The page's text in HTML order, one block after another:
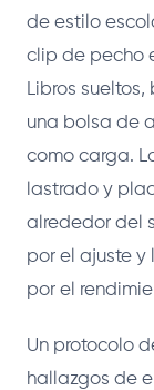
de estilo
clip de pecho
Libros
una bolsa de
como carga.
lastrado y
alrededor del
por el ajuste
por el
Un protocolo
hallazgos de